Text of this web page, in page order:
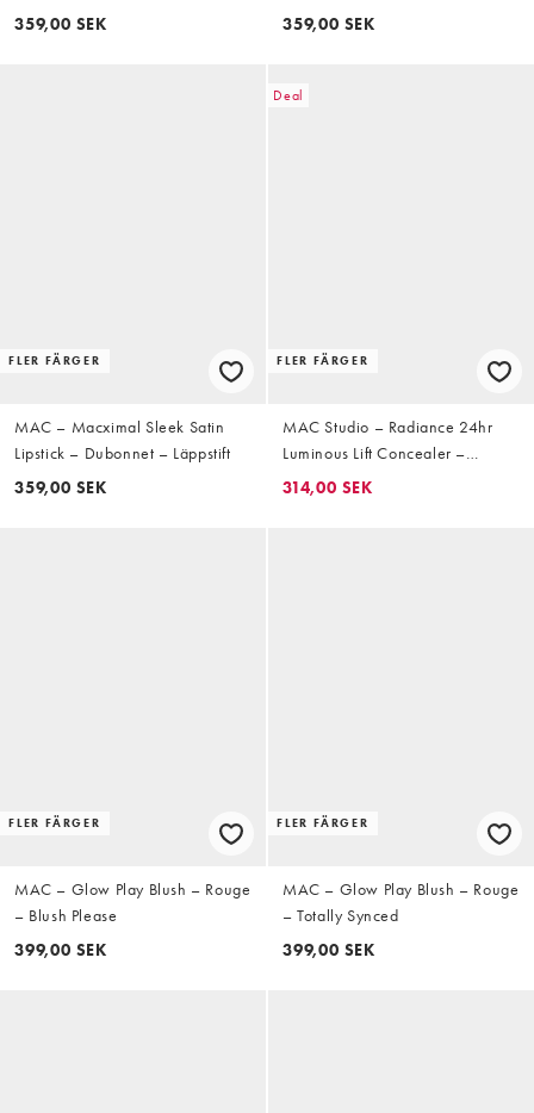
359,00 SEK
359,00 SEK
FLER FÄRGER
MAC – Macximal Sleek Satin
Lipstick – Dubonnet – Läppstift
359,00 SEK
Deal
FLER FÄRGER
MAC Studio – Radiance 24hr
Luminous Lift Concealer –
Concealer
314,00 SEK
FLER FÄRGER
MAC – Glow Play Blush – Rouge
– Blush Please
399,00 SEK
FLER FÄRGER
MAC – Glow Play Blush – Rouge
– Totally Synced
399,00 SEK